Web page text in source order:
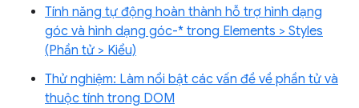
Tính năng tự động hoàn thành hỗ trợ hình dạng
góc và hình dạng góc-* trong Elements > Styles
(Phần tử > Kiểu)
Thử nghiệm: Làm nổi bật các vấn đề về phần tử và
thuộc tính trong DOM